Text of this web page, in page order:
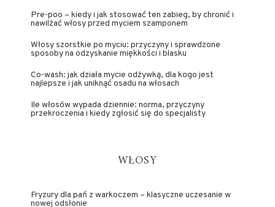
Pre-poo – kiedy i jak stosować ten zabieg, by chronić i
nawilżać włosy przed myciem szamponem
Włosy szorstkie po myciu: przyczyny i sprawdzone
sposoby na odzyskanie miękkości i blasku
Co-wash: jak działa mycie odżywką, dla kogo jest
najlepsze i jak uniknąć osadu na włosach
Ile włosów wypada dziennie: norma, przyczyny
przekroczenia i kiedy zgłosić się do specjalisty
WŁOSY
Fryzury dla pań z warkoczem – klasyczne uczesanie w
nowej odsłonie